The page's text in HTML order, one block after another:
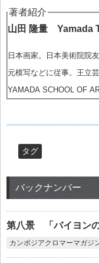
著者紹介
山田 隆量 Yamada
日本画家。日本美術院院
元模写などに従事。王立
YAMADA SCHOOL OF
タグ
バックナンバー
第八景 「バイヨンの
カンボジアクロマーマガジ